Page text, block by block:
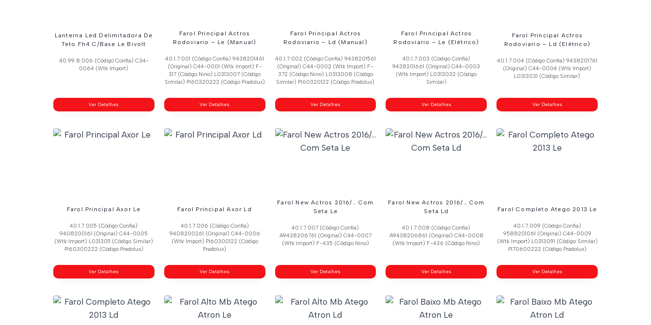
Lanterna Led Delimitadora De
Teto Fh4 C/Base Le Bivolt
40.99.8.006 (Código Confia) C34-
0064 (Wtk Import)
Ver Detalhes
Farol Principal Actros
Rodoviario – Le (Manual)
40.1.7.001 (Código Confia) 9438201461
(Original) C44-0001 (Wtk Import) F-
317 (Código Nino) L0313007 (Código
Similar) Pl60320222 (Código Pradolux)
Ver Detalhes
Farol Principal Actros
Rodoviario – Ld (Manual)
40.1.7.002 (Código Confia) 9438201561
(Original) C44-0002 (Wtk Import) F-
372 (Código Nino) L0313008 (Código
Similar) Pl60320122 (Código Pradolux)
Ver Detalhes
Farol Principal Actros
Rodoviario – Le (Elétrico)
40.1.7.003 (Código Confia)
9438201661 (Original) C44-0003
(Wtk Import) L0313032 (Código
Similar)
Ver Detalhes
Farol Principal Actros
Rodoviario – Ld (Elétrico)
40.1.7.004 (Código Confia) 9438201761
(Original) C44-0004 (Wtk Import)
L0313031 (Código Similar)
Ver Detalhes
Farol Principal Axor Le
40.1.7.005 (Código Confia)
9408200161 (Original) C44-0005
(Wtk Import) L0313011 (Código Similar)
Pl60300222 (Código Pradolux)
Ver Detalhes
Farol Principal Axor Ld
40.1.7.006 (Código Confia)
9408200261 (Original) C44-0006
(Wtk Import) Pl60300122 (Código
Pradolux)
Ver Detalhes
Farol New Actros 2016/… Com
Seta Le
40.1.7.007 (Código Confia)
A9438206761 (Original) C44-0007
(Wtk Import) F-435 (Código Nino)
Ver Detalhes
Farol New Actros 2016/… Com
Seta Ld
40.1.7.008 (Código Confia)
A9438206861 (Original) C44-0008
(Wtk Import) F-436 (Código Nino)
Ver Detalhes
Farol Completo Atego 2013 Le
40.1.7.009 (Código Confia)
9588201061 (Original) C44-0009
(Wtk Import) L0313091 (Código Similar)
Pl70600222 (Código Pradolux)
Ver Detalhes